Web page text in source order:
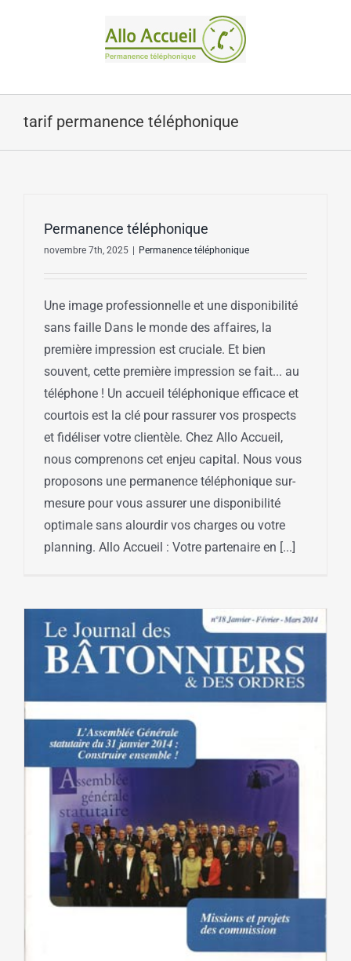
tarif permanence téléphonique
Permanence téléphonique
novembre 7th, 2025 Permanence téléphonique
Une image professionnelle et une disponibilité
sans faille Dans le monde des affaires, la
première impression est cruciale. Et bien
souvent, cette première impression se fait... au
téléphone ! Un accueil téléphonique efficace et
courtois est la clé pour rassurer vos prospects
et fidéliser votre clientèle. Chez Allo Accueil,
nous comprenons cet enjeu capital. Nous vous
proposons une permanence téléphonique sur-
mesure pour vous assurer une disponibilité
optimale sans alourdir vos charges ou votre
planning. Allo Accueil : Votre partenaire en [...]